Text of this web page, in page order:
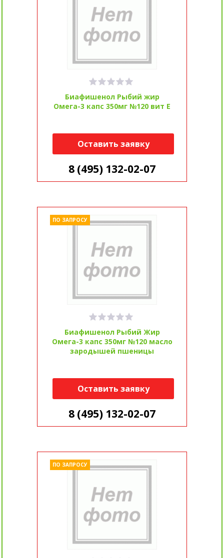
Биафишенол Рыбий жир
Омега-3 капс 350мг №120 вит Е
Оставить заявку
8 (495) 132-02-07
Биафишенол Рыбий Жир
Омега-3 капс 350мг №120 масло
зародышей пшеницы
ПО ЗАПРОСУ
Оставить заявку
8 (495) 132-02-07
ПО ЗАПРОСУ